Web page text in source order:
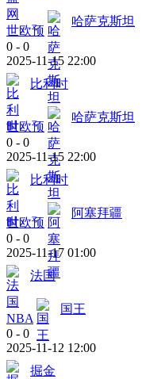
世欧预
哈萨克斯坦
0 - 0
2025-11-15 22:00
比利时
世欧预
哈萨克斯坦
0 - 0
2025-11-15 22:00
比利时
世欧预
阿塞拜疆
0 - 0
2025-11-17 01:00
法国
NBA
国王
0 - 0
2025-11-12 12:00
掘金